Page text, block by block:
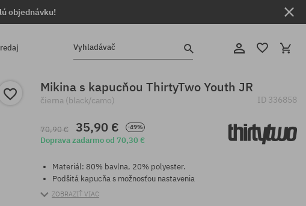
objednávku!
Vyhladávač
Mikina s kapucňou ThirtyTwo Youth JR
čierna (black/camo) ID 336858
70,90 € 35,90 € -49%
Doprava zadarmo od 70,30 €
Materiál: 80% bavlna, 20% polyester.
Podšitá kapucňa s možnosťou nastavenia
ZOBRAZIŤ VIAC